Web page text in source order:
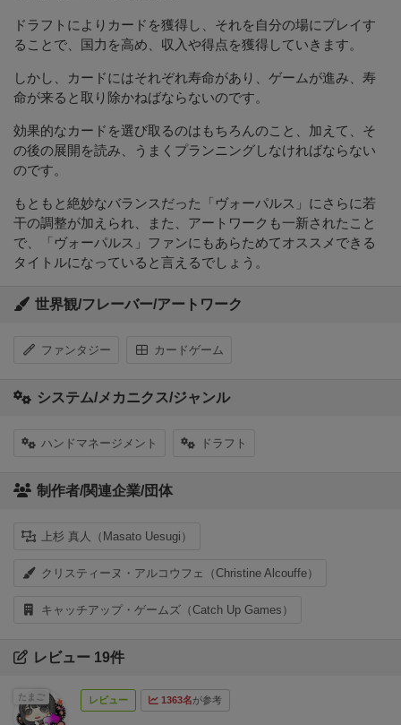
ドラフトによりカードを獲得し、それを自分の場にプレイす
ることで、国力を高め、収入や得点を獲得していきます。
しかし、カードにはそれぞれ寿命があり、ゲームが進み、寿
命が来ると取り除かねばならないのです。
効果的なカードを選び取るのはもちろんのこと、加えて、そ
の後の展開を読み、うまくプランニングしなければならない
のです。
もともと絶妙なバランスだった「ヴォーパルス」にさらに若
干の調整が加えられ、また、アートワークも一新されたこと
で、「ヴォーパルス」ファンにもあらためてオススメできる
タイトルになっていると言えるでしょう。
世界観/フレーバー/アートワーク
ファンタジー カードゲーム
システム/メカニクス/ジャンル
ハンドマネージメント ドラフト
制作者/関連企業/団体
上杉 真人（Masato Uesugi）
クリスティーヌ・アルコウフェ（Christine Alcouffe）
キャッチアップ・ゲームズ（Catch Up Games）
レビュー 19件
レビュー 1363名が参考
たまご